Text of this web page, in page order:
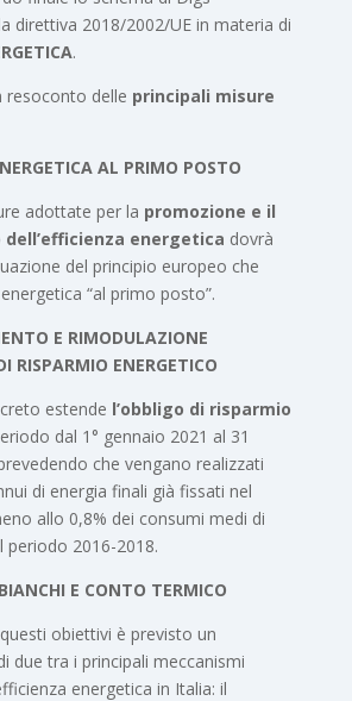
direttiva 2018/2002/UE in materia di
.
resoconto delle principali misure
AL PRIMO POSTO
adottate per la promozione e il
energetica dovrà
del principio europeo che
“al primo posto”.
E RIMODULAZIONE
RISPARMIO ENERGETICO
estende l’obbligo di risparmio
dal 1° gennaio 2021 al 31
che vengano realizzati
di energia finali già fissati nel
allo 0,8% dei consumi medi di
periodo 2016-2018.
E CONTO TERMICO
obiettivi è previsto un
due tra i principali meccanismi
energetica in Italia: il